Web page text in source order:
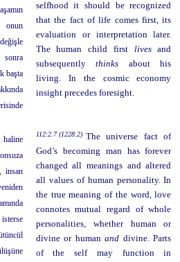
sonra
başta
selfhood it should be recognized
that the fact of life comes first, its
evaluation or interpretation later.
The human child first livesand
subsequentlythinks about his
living. In the cosmic economy
insight precedes foresight.
insan
112:2.7 (1228.2) The universe fact of
God’s becoming man has forever
changed all meanings and altered
all values of human personality. In
the true meaning of the word, love
connotes mutual regard of whole
personalities, whether human or
divine or humanand divine. Parts
of the self may function in